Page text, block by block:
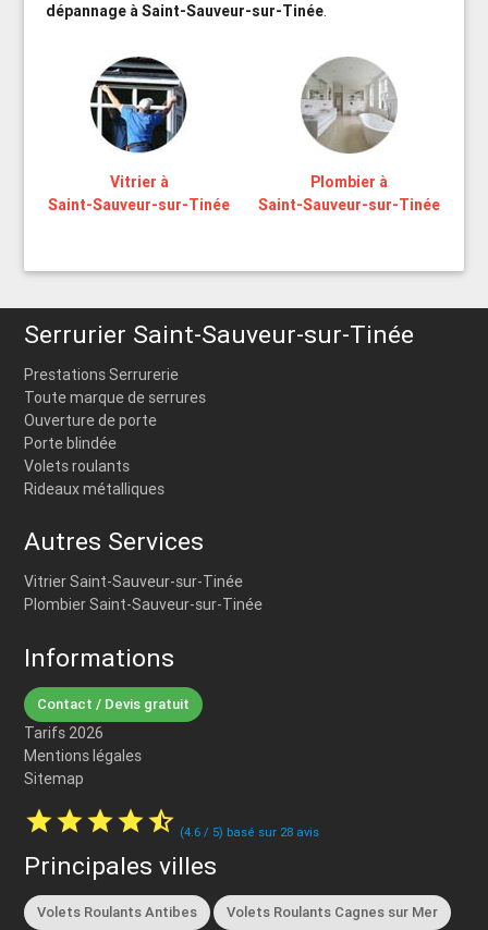
dépannage à Saint-Sauveur-sur-Tinée.
Vitrier à
Saint-Sauveur-sur-Tinée
Plombier à
Saint-Sauveur-sur-Tinée
Serrurier Saint-Sauveur-sur-Tinée
Prestations Serrurerie
Toute marque de serrures
Ouverture de porte
Porte blindée
Volets roulants
Rideaux métalliques
Autres Services
Vitrier Saint-Sauveur-sur-Tinée
Plombier Saint-Sauveur-sur-Tinée
Informations
Contact / Devis gratuit
Tarifs 2026
Mentions légales
Sitemap
starstarstarstarstar_half (4.6 / 5) basé sur 28 avis
Principales villes
Volets Roulants Antibes Volets Roulants Cagnes sur Mer